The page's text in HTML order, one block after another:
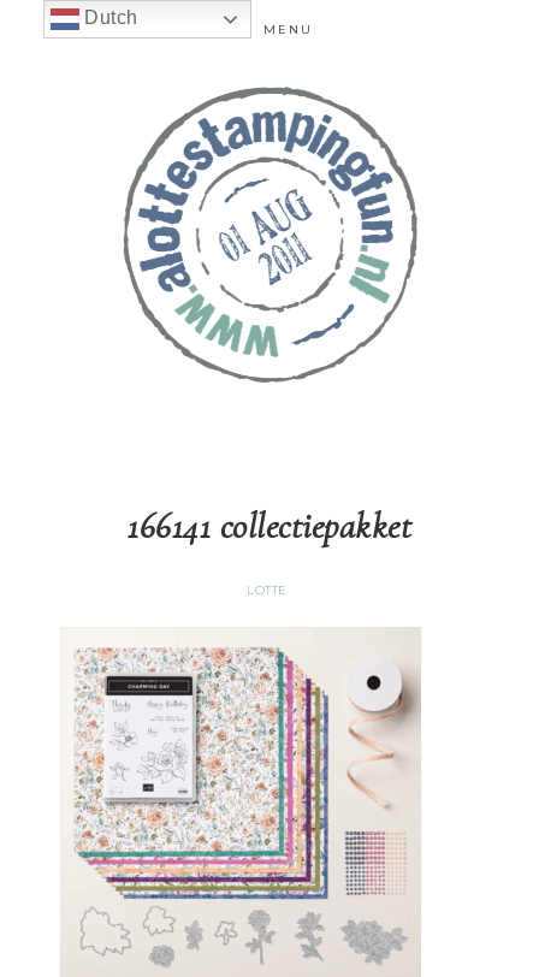
MENU
166141 collectiepakket
LOTTE
Dutch